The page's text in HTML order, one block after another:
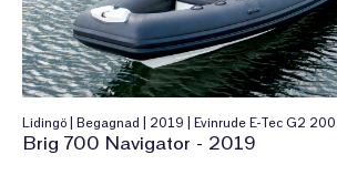
Lidingö | Begagnad | 2019 | Evinrude E-Tec G2
Brig 700 Navigator - 2019